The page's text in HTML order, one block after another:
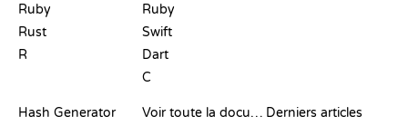
Ruby
Rust
R
Ruby
Swift
Dart
C
Hash Generator
Voir toute la documentation Derniers articles